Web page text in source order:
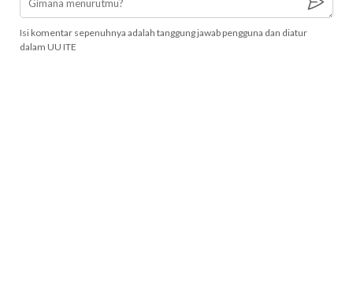
Isi komentar sepenuhnya adalah tanggung jawab pengguna dan diatur
dalam UU ITE